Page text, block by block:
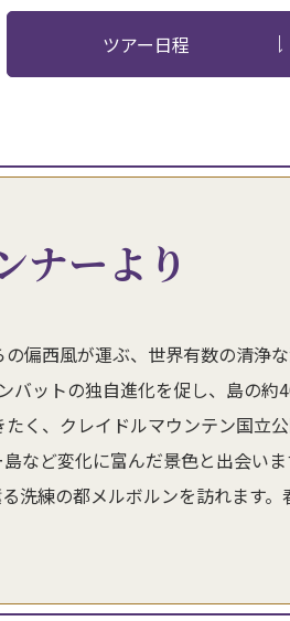
ツアー日程
ナーより
西風が運ぶ、世界有数の清浄な
ットの独自進化を促し、島の約
く、クレイドルマウンテン国立
など変化に富んだ景色と出会い
洗練の都メルボルンを訪れます